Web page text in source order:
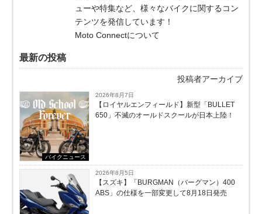
ューや特集など、様々なバイクに関するコン
テンツを発信しています！
Moto Connectについて
最新の投稿
投稿者アーカイブ
バイクニュース
2026年8月7日
【ロイヤルエンフィールド】新型「BULLET
650」不滅のオールドスクールが⽇本上陸！
2026年8月5日
【スズキ】「BURGMAN（バーグマン）400
ABS」の仕様を一部変更して8月18日発売